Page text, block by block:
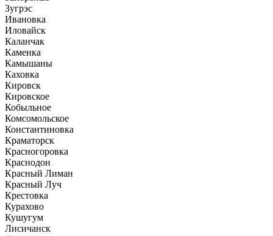
Зугрэс
Ивановка
Иловайск
Каланчак
Каменка
Камышаны
Каховка
Кировск
Кировское
Кобыльное
Комсомольское
Константиновка
Краматорск
Красногоровка
Краснодон
Красный Лиман
Красный Луч
Крестовка
Курахово
Кушугум
Лисичанск